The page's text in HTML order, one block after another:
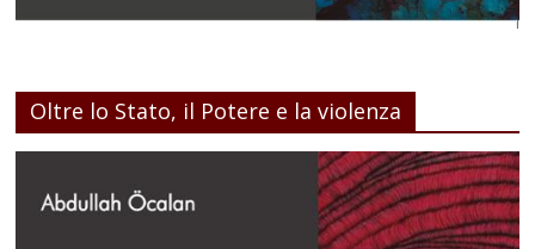
Oltre lo Stato, il Potere e la violenza